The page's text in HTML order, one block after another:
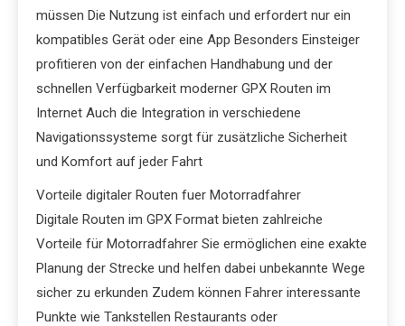
müssen Die Nutzung ist einfach und erfordert nur ein
kompatibles Gerät oder eine App Besonders Einsteiger
profitieren von der einfachen Handhabung und der
schnellen Verfügbarkeit moderner GPX Routen im
Internet Auch die Integration in verschiedene
Navigationssysteme sorgt für zusätzliche Sicherheit
und Komfort auf jeder Fahrt
Vorteile digitaler Routen fuer Motorradfahrer
Digitale Routen im GPX Format bieten zahlreiche
Vorteile für Motorradfahrer Sie ermöglichen eine exakte
Planung der Strecke und helfen dabei unbekannte Wege
sicher zu erkunden Zudem können Fahrer interessante
Punkte wie Tankstellen Restaurants oder